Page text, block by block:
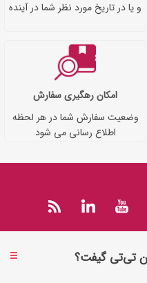
و یا در تاریخ مورد نظر شما در آینده
امکان رهگیری سفارش
وضعیت سفارش شما در هر لحظه
اطلاع رسانی می شود
تی‌تی گیفت؟